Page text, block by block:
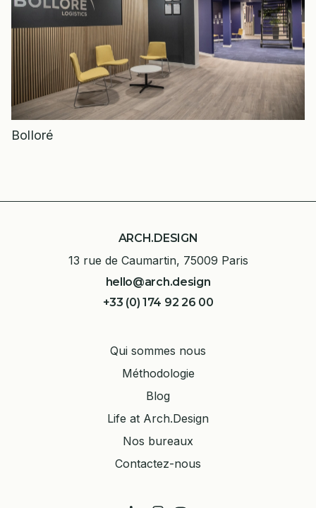
Bolloré
ARCH.DESIGN
13 rue de Caumartin, 75009 Paris
hello@arch.design
+33 (0) 174 92 26 00
Qui sommes nous
Méthodologie
Blog
Life at Arch.Design
Nos bureaux
Contactez-nous